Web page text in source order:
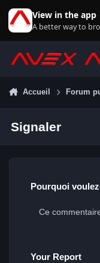
View in the app
A better way to
Accueil Forum
Signaler
Pourquoi
Your Report